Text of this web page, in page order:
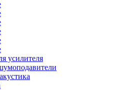
усилителя